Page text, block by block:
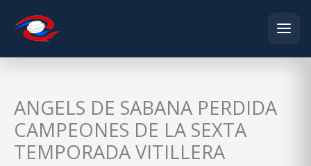
ANGELS DE SABANA PERDIDA
CAMPEONES DE LA SEXTA
TEMPORADA VITILLERA